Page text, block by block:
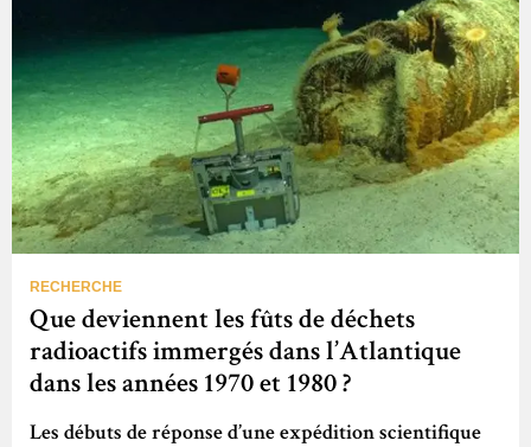
RECHERCHE
Que deviennent les fûts de déchets
radioactifs immergés dans l’Atlantique
dans les années 1970 et 1980 ?
Les débuts de réponse d’une expédition scientifique